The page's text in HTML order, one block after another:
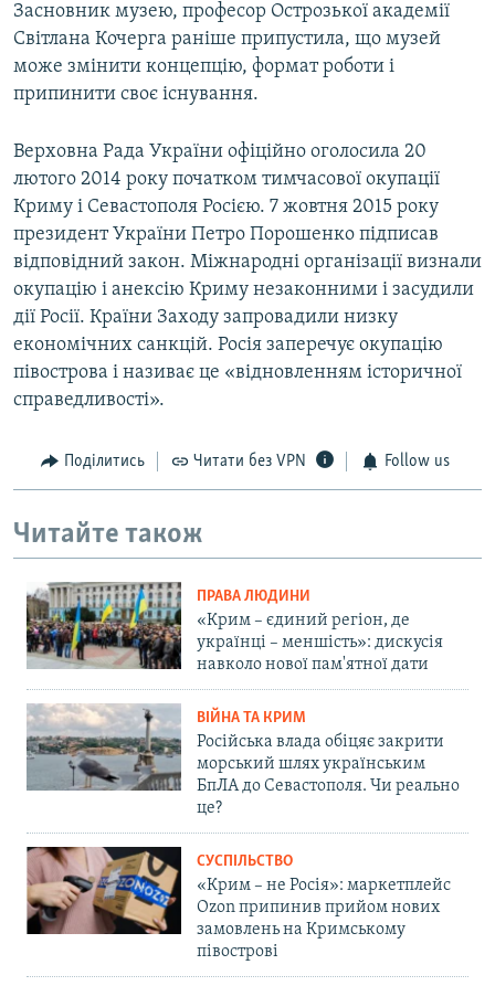
Засновник музею, професор Острозької академії
Світлана Кочерга раніше припустила, що музей
може змінити концепцію, формат роботи і
припинити своє існування.
Верховна Рада України офіційно оголосила 20
лютого 2014 року початком тимчасової окупації
Криму і Севастополя Росією. 7 жовтня 2015 року
президент України Петро Порошенко підписав
відповідний закон. Міжнародні організації визнали
окупацію і анексію Криму незаконними і засудили
дії Росії. Країни Заходу запровадили низку
економічних санкцій. Росія заперечує окупацію
півострова і називає це «відновленням історичної
справедливості».
Поділитись Читати без VPN Follow us
Читайте також
ПРАВА ЛЮДИНИ
«Крим – єдиний регіон, де
українці – меншість»: дискусія
навколо нової пам'ятної дати
ВІЙНА ТА КРИМ
Російська влада обіцяє закрити
морський шлях українським
БпЛА до Севастополя. Чи реально
це?
СУСПІЛЬСТВО
«Крим – не Росія»: маркетплейс
Ozon припинив прийом нових
замовлень на Кримському
півострові